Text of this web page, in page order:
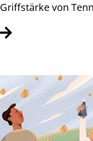
Griffstärke von